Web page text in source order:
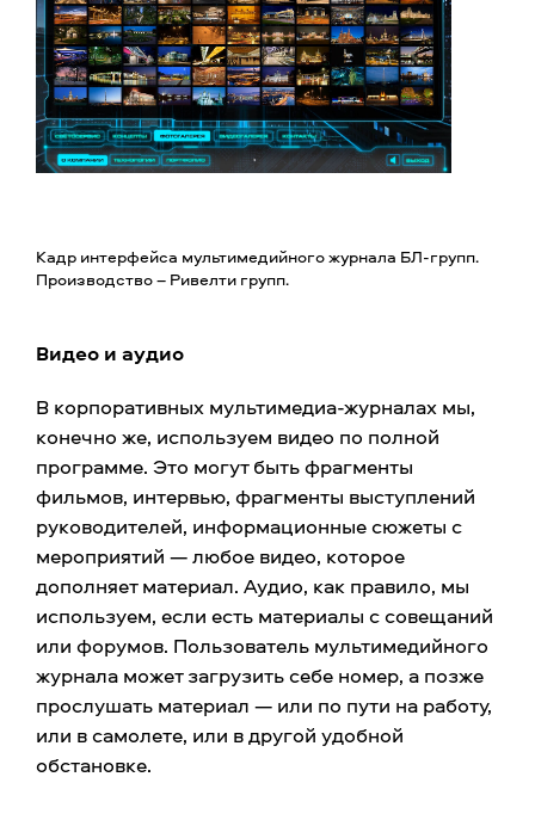
Кадр интерфейса мультимедийного журнала БЛ-групп.
Производство – Ривелти групп.
Видео и аудио
В корпоративных мультимедиа-журналах мы,
конечно же, используем видео по полной
программе. Это могут быть фрагменты
фильмов, интервью, фрагменты выступлений
руководителей, информационные сюжеты с
мероприятий — любое видео, которое
дополняет материал. Аудио, как правило, мы
используем, если есть материалы с совещаний
или форумов. Пользователь мультимедийного
журнала может загрузить себе номер, а позже
прослушать материал — или по пути на работу,
или в самолете, или в другой удобной
обстановке.